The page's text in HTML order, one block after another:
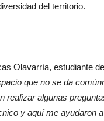
del territorio.
Olavarría, estudiante
que no se da
realizar algunas
y aquí me ayudaron